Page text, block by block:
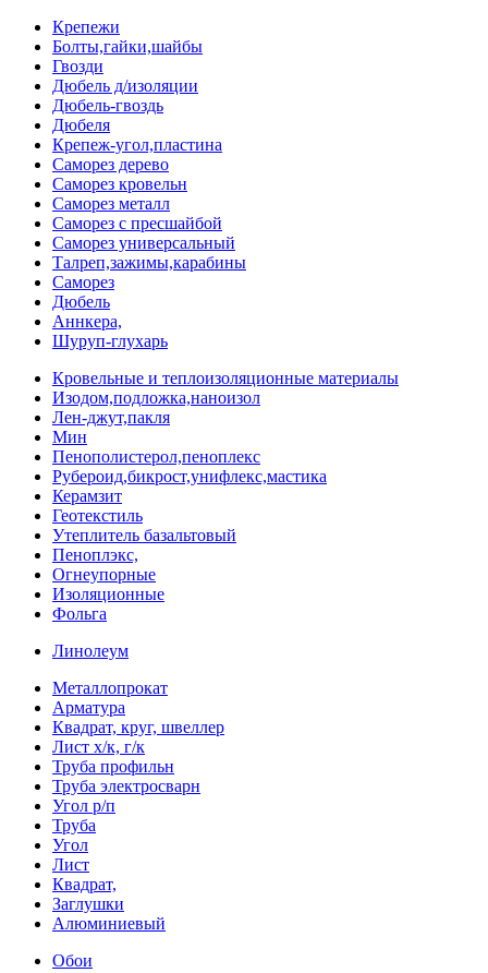
Крепежи
Болты,гайки,шайбы
Гвозди
Дюбель д/изоляции
Дюбель-гвоздь
Дюбеля
Крепеж-угол,пластина
Саморез дерево
Саморез кровельн
Саморез металл
Саморез с пресшайбой
Саморез универсальный
Талреп,зажимы,карабины
Саморез
Дюбель
Аннкера,
Шуруп-глухарь
Кровельные и теплоизоляционные материалы
Изодом,подложка,наноизол
Лен-джут,пакля
Мин
Пенополистерол,пеноплекс
Рубероид,бикрост,унифлекс,мастика
Керамзит
Геотекстиль
Утеплитель базальтовый
Пеноплэкс,
Огнеупорные
Изоляционные
Фольга
Линолеум
Металлопрокат
Арматура
Квадрат, круг, швеллер
Лист х/к, г/к
Труба профильн
Труба электросварн
Угол р/п
Труба
Угол
Лист
Квадрат,
Заглушки
Алюминиевый
Обои